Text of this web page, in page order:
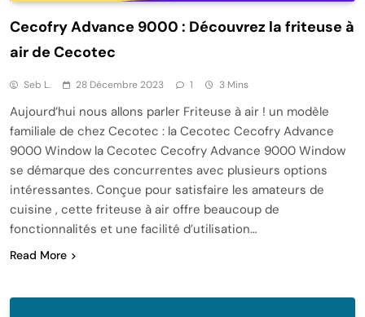
Cecofry Advance 9000 : Découvrez la friteuse à
air de Cecotec
Seb L. 28 Décembre 2023 1 3 Mins
Aujourd’hui nous allons parler Friteuse à air ! un modèle
familiale de chez Cecotec : la Cecotec Cecofry Advance
9000 Window la Cecotec Cecofry Advance 9000 Window
se démarque des concurrentes avec plusieurs options
intéressantes. Conçue pour satisfaire les amateurs de
cuisine , cette friteuse à air offre beaucoup de
fonctionnalités et une facilité d’utilisation…
Read More